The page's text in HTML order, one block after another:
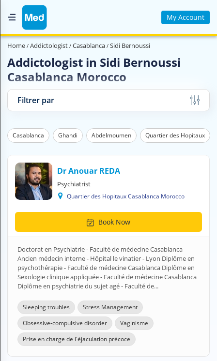
My Account
Home
Medical Magazine
Contact us
V
Health professional
Pharmacy
Pharmaceutical
Medical questions
Home Addictologist Casablanca Sidi Bernoussi
Addictologist in Sidi Bernoussi
Casablanca Morocco
Filtrer par
Casablanca Ghandi Abdelmoumen Quartier des Hopitaux
Dr Anouar REDA
Psychiatrist
Quartier des Hopitaux Casablanca Morocco
Book Now
Doctorat en Psychiatrie - Faculté de médecine Casablanca
Ancien médecin interne - Hôpital le vinatier - Lyon Diplôme en
psychothérapie - Faculté de médecine Casablanca Diplôme en
Sexologie clinique appliquée - Faculté de médecine Casablanca
Diplôme en psychiatrie du sujet agé - Faculté de...
Sleeping troubles
Stress Management
Obsessive-compulsive disorder
Vaginisme
Prise en charge de l'éjaculation précoce